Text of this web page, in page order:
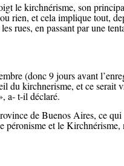
le kirchnérisme, son
rien, et cela implique tout,
rues, en passant par une
(donc 9 jours avant
du kirchnerisme, et ce serait
a- t-il déclaré.
de Buenos Aires, ce qui
péronisme et le Kirchnérisme,